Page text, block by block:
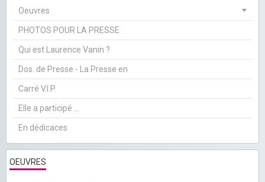
Oeuvres
PHOTOS POUR LA PRESSE
Qui est Laurence Vanin ?
Dos. de Presse - La Presse en
Carré V.I.P.
Elle a participé ...
En dédicaces
OEUVRES